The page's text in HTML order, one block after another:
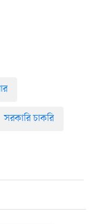
সরকারি চাকরি